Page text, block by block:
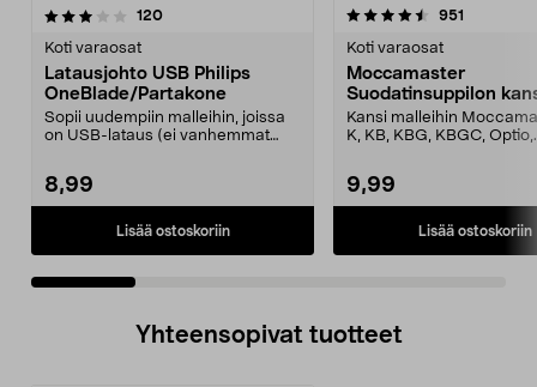
120arvostelut
Koti varaosat
Latausjohto USB Philips
OneBlade/Partakone
Sopii uudempiin malleihin, joissa
on USB-lataus (ei vanhemmat
8,99
Lisää ostoskoriin
4.5 viidestä
951
Koti varaosat
Moccamaster
Suodatinsuppilon
Kansi malleihin
K, KB, KBG, KBGC, Optio,
9,99
Lisää ostoskoriin
5.0 viidestä
Yhteensopivat tuotteet